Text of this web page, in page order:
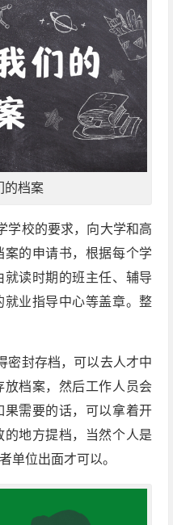
的档案
学校的要求，向大学和高
的申请书，根据每个学
读时期的班主任、辅导
就业指导中心等盖章。整
密封存档，可以去人才中
档案，然后工作人员会
需要的话，可以拿着开
地方提档，当然个人是
单位出面才可以。